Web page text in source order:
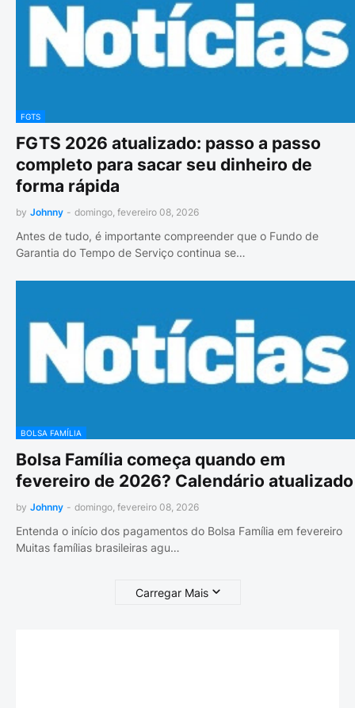
FGTS
FGTS 2026 atualizado: passo a passo
completo para sacar seu dinheiro de
forma rápida
by Johnny - domingo, fevereiro 08, 2026
Antes de tudo, é importante compreender que o Fundo de
Garantia do Tempo de Serviço continua se…
BOLSA FAMÍLIA
Bolsa Família começa quando em
fevereiro de 2026? Calendário atualizado
by Johnny - domingo, fevereiro 08, 2026
Entenda o início dos pagamentos do Bolsa Família em fevereiro
Muitas famílias brasileiras agu…
Carregar Mais